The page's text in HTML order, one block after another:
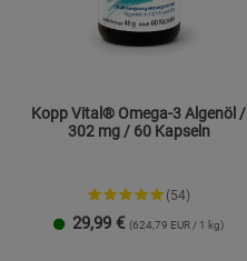
Kopp Vital® Omega-3 Algenöl /
302 mg / 60 Kapseln
(54)
29,99 € (624,79 EUR / 1 kg)